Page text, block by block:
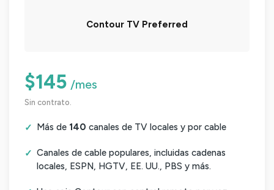
Contour TV Preferred
$145 /mes
Sin contrato.
Más de 140 canales de TV locales y por cable
Canales de cable populares, incluidas cadenas
locales, ESPN, HGTV, EE. UU., PBS y más.